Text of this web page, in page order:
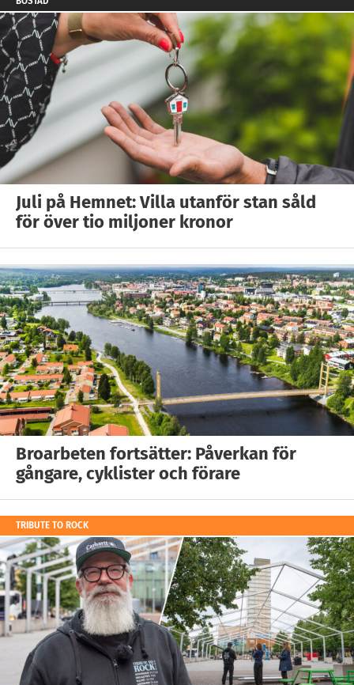
Juli på Hemnet: Villa utanför stan såld
för över tio miljoner kronor
Broarbeten fortsätter: Påverkan för
gångare, cyklister och förare
TRIBUTE TO ROCK